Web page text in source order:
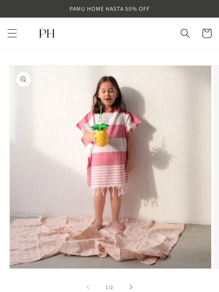
al contenido
PAMU HOME HASTA 50% OFF
Carrito
directamente
a la
información
1 /de2